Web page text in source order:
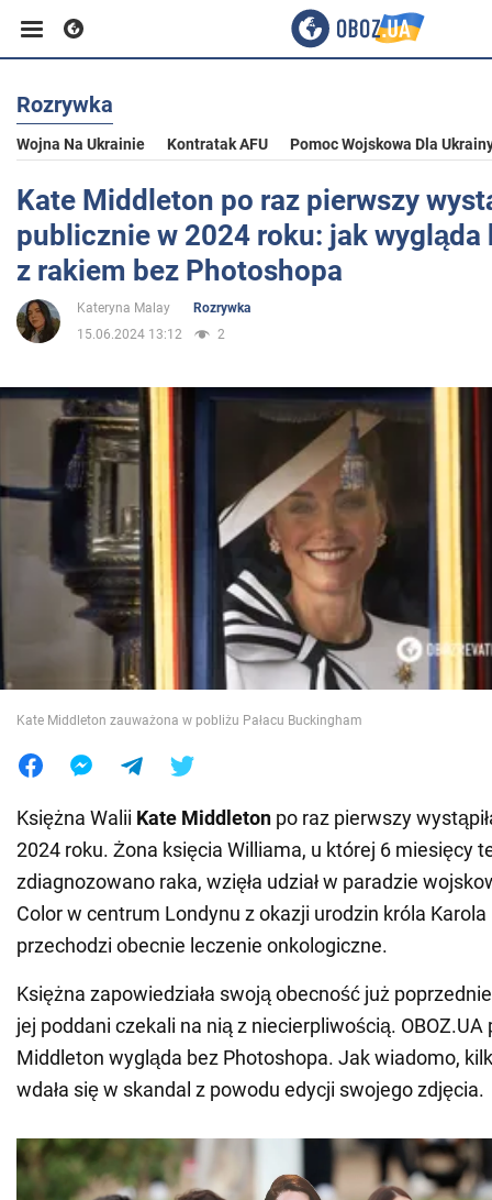
Biznes
Sport
Rozrywka
Życie
Polityka
Społeczeństwo
Wojna na Ukrainie
Jedzenie
Rozrywka
Wojna Na Ukrainie Kontratak AFU Pomoc Wojskowa Dla
Kate Middleton po raz pierwszy
publicznie w 2024 roku: jak wygląda
z rakiem bez Photoshopa
Kateryna Malay
Rozrywka
15.06.2024 13:12
2
Kate Middleton zauważona w pobliżu Pałacu Buckingham
Księżna Walii Kate Middleton po raz pierwszy
2024 roku. Żona księcia Williama, u której 6 miesięcy
zdiagnozowano raka, wzięła udział w paradzie
Color w centrum Londynu z okazji urodzin króla
przechodzi obecnie leczenie onkologiczne.
Księżna zapowiedziała swoją obecność już
jej poddani czekali na nią z niecierpliwością. OBOZ.UA
Middleton wygląda bez Photoshopa. Jak wiadomo,
wdała się w skandal z powodu edycji swojego zdjęcia.